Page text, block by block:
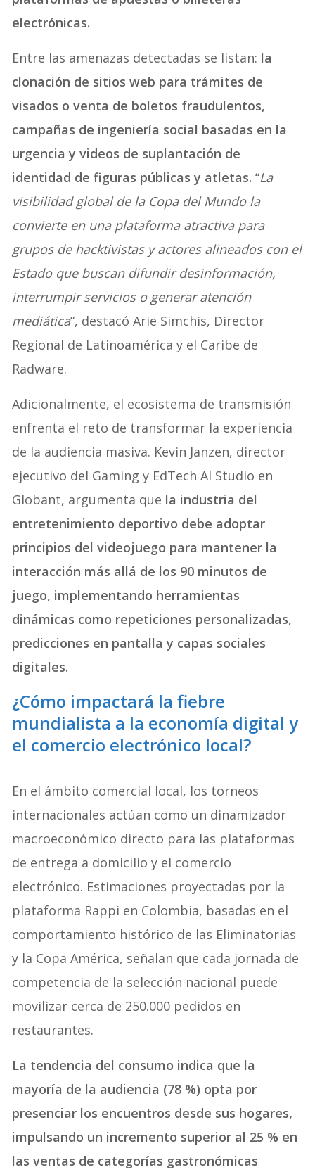
electrónicas.
Entre las amenazas detectadas se listan: la
clonación de sitios web para trámites de
visados o venta de boletos fraudulentos,
campañas de ingeniería social basadas en la
urgencia y videos de suplantación de
identidad de figuras públicas y atletas.“La
visibilidad global de la Copa del Mundo la
convierte en una plataforma atractiva para
grupos de hacktivistas y actores alineados con el
Estado que buscan difundir desinformación,
interrumpir servicios o generar atención
mediática”, destacó Arie Simchis, Director
Regional de Latinoamérica y el Caribe de
Radware.
Adicionalmente, el ecosistema de transmisión
enfrenta el reto de transformar la experiencia
de la audiencia masiva. Kevin Janzen, director
ejecutivo del Gaming y EdTech AI Studio en
Globant, argumenta que la industria del
entretenimiento deportivo debe adoptar
principios del videojuego para mantener la
interacción más allá de los 90 minutos de
juego, implementando herramientas
dinámicas como repeticiones personalizadas,
predicciones en pantalla y capas sociales
digitales.
¿Cómo impactará la fiebre
mundialista a la economía digital y
el comercio electrónico local?
En el ámbito comercial local, los torneos
internacionales actúan como un dinamizador
macroeconómico directo para las plataformas
de entrega a domicilio y el comercio
electrónico. Estimaciones proyectadas por la
plataforma Rappi en Colombia, basadas en el
comportamiento histórico de las Eliminatorias
y la Copa América, señalan que cada jornada de
competencia de la selección nacional puede
movilizar cerca de 250.000 pedidos en
restaurantes.
La tendencia del consumo indica que la
mayoría de la audiencia (78 %) opta por
presenciar los encuentros desde sus hogares,
impulsando un incremento superior al 25 % en
las ventas de categorías gastronómicas